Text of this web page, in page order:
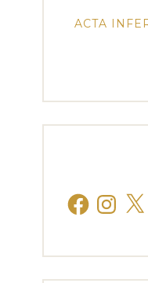
ACTA
FacebookInstagram
X